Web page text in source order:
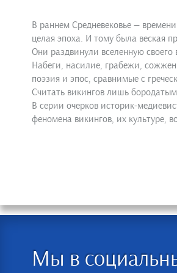
В раннем Средневековье —
целая эпоха. И тому была веская
Они раздвинули вселенную
Набеги, насилие, грабежи,
поэзия и эпос, сравнимые с
Считать викингов лишь
В серии очерков историк-
феномена викингов, их культуре,
Мы в